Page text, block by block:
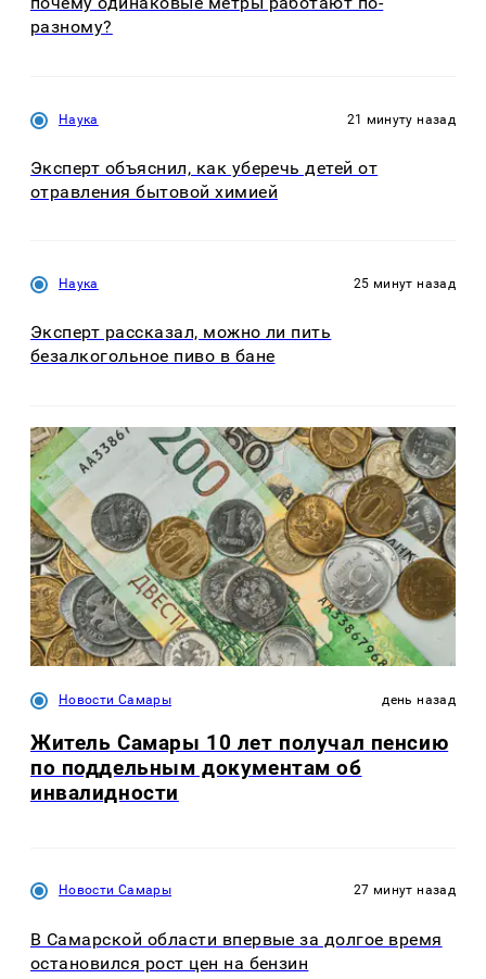
разному?
Наука 21 минуту назад
Эксперт объяснил, как уберечь детей от
отравления бытовой химией
Наука 25 минут назад
Эксперт рассказал, можно ли пить
безалкогольное пиво в бане
Новости Самары день назад
Житель Самары 10 лет получал пенсию
по поддельным документам об
инвалидности
Новости Самары 27 минут назад
В Самарской области впервые за долгое время
остановился рост цен на бензин